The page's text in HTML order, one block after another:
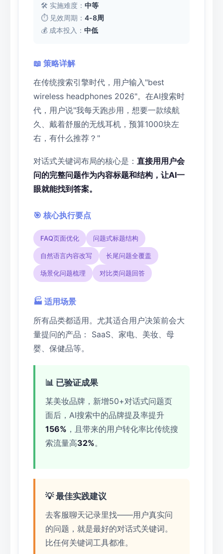
🛠 实施难度： 中等
⏱ 见效周期： 4-8周
💰 成本投入： 中低
📖 策略详解
在传统搜索引擎时代，用户输入"best
wireless headphones 2026"。在AI搜索时
代，用户说"我每天跑步用，想要一款续航
久、戴着舒服的无线耳机，预算1000块左
右，有什么推荐？"
对话式关键词布局的核心是： 直接用用户会
问的完整问题作为内容标题和结构，让AI一
眼就能找到答案。
🎯 核心执行要点
FAQ页面优化 问题式标题结构
自然语言内容改写 长尾问题全覆盖
场景化问题梳理 对比类问题回答
🏭 适用场景
所有品类都适用。尤其适合用户决策前会大
量提问的产品： SaaS、家电、美妆、母
婴、保健品等。
📊 已验证成果
某美妆品牌，新增50+对话式问题页
面后，AI搜索中的品牌提及率提升
156% ，且带来的用户转化率比传统搜
索流量高32%。
💡 最佳实践建议
去客服聊天记录里找——用户真实问
的问题，就是最好的对话式关键词。
比任何关键词工具都准。